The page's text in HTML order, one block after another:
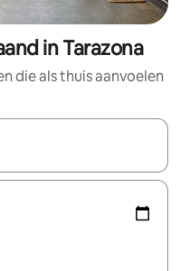
in Tarazona
die als thuis aanvoelen
zijn, maak je een keuze